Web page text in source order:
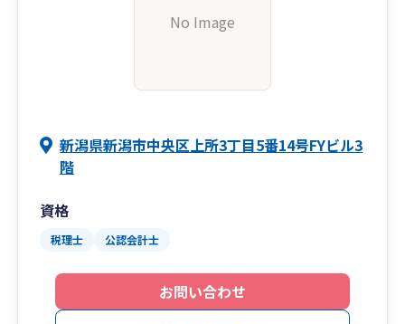
No Image
新潟県新潟市中央区上所3丁目5番14号FYビル3
階
資格
税理士 公認会計士
お問い合わせ